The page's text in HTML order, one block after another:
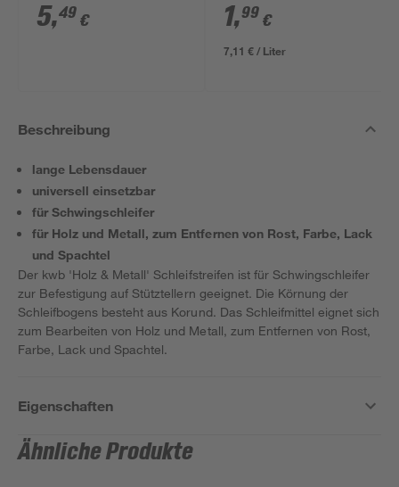
5,49 € 1,99 €
7,11 € / Liter
Beschreibung
lange Lebensdauer
universell einsetzbar
für Schwingschleifer
für Holz und Metall, zum Entfernen von Rost, Farbe, Lack
und Spachtel
Der kwb 'Holz & Metall' Schleifstreifen ist für Schwingschleifer
zur Befestigung auf Stütztellern geeignet. Die Körnung der
Schleifbogens besteht aus Korund. Das Schleifmittel eignet sich
zum Bearbeiten von Holz und Metall, zum Entfernen von Rost,
Farbe, Lack und Spachtel.
Eigenschaften
Ähnliche Produkte